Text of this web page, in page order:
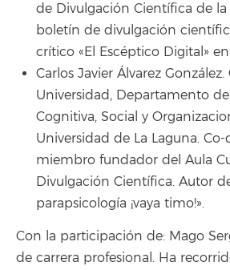
de Divulgación Científica de la
boletín de divulgación
crítico «El Escéptico Digital»
Carlos Javier Álvarez
Universidad, Departamento
Cognitiva, Social y
Universidad de La Laguna.
miembro fundador del Aula
Divulgación Científica. Autor
parapsicología ¡vaya timo!».
Con la participación de: Mago
de carrera profesional. Ha